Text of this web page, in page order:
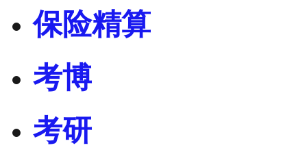
保险精算
考博
考研